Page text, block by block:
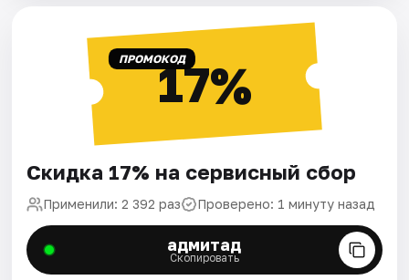
ПРОМОКОД17%
Скидка 17% на сервисный сбор
Применили: 2 392 раз Проверено: 1 минуту назад
адмитад
Скопировать